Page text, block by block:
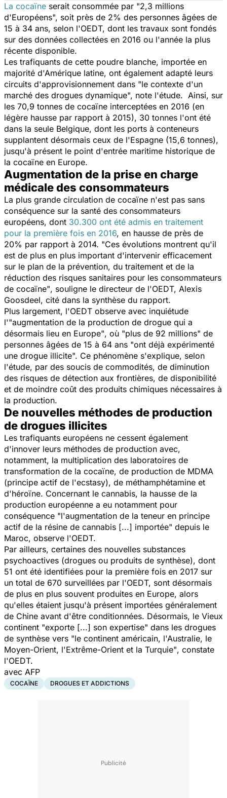
La cocaïne serait consommée par "2,3 millions
d'Européens", soit près de 2% des personnes âgées de
15 à 34 ans, selon l'OEDT, dont les travaux sont fondés
sur des données collectées en 2016 ou l'année la plus
récente disponible.
Les trafiquants de cette poudre blanche, importée en
majorité d'Amérique latine, ont également adapté leurs
circuits d'approvisionnement dans "le contexte d'un
marché des drogues dynamique", note l'étude. Ainsi, sur
les 70,9 tonnes de cocaïne interceptées en 2016 (en
légère hausse par rapport à 2015), 30 tonnes l'ont été
dans la seule Belgique, dont les ports à conteneurs
supplantent désormais ceux de l'Espagne (15,6 tonnes),
jusqu'à présent le point d'entrée maritime historique de
la cocaïne en Europe.
Augmentation de la prise en charge
médicale des consommateurs
La plus grande circulation de cocaïne n'est pas sans
conséquence sur la santé des consommateurs
européens, dont 30.300 ont été admis en traitement
pour la première fois en 2016, en hausse de près de
20% par rapport à 2014. "Ces évolutions montrent qu'il
est de plus en plus important d'intervenir efficacement
sur le plan de la prévention, du traitement et de la
réduction des risques sanitaires pour les consommateurs
de cocaïne", souligne le directeur de l'OEDT, Alexis
Goosdeel, cité dans la synthèse du rapport.
Plus largement, l'OEDT observe avec inquiétude
l'"augmentation de la production de drogue qui a
désormais lieu en Europe", où "plus de 92 millions" de
personnes âgées de 15 à 64 ans "ont déjà expérimenté
une drogue illicite". Ce phénomène s'explique, selon
l'étude, par des soucis de commodités, de diminution
des risques de détection aux frontières, de disponibilité
et de moindre coût des produits chimiques nécessaires à
la production.
De nouvelles méthodes de production
de drogues illicites
Les trafiquants européens ne cessent également
d'innover leurs méthodes de production avec,
notamment, la multiplication des laboratoires de
transformation de la cocaïne, de production de MDMA
(principe actif de l'ecstasy), de méthamphétamine et
d'héroïne. Concernant le cannabis, la hausse de la
production européenne a eu notamment pour
conséquence "l'augmentation de la teneur en principe
actif de la résine de cannabis [...] importée" depuis le
Maroc, observe l'OEDT.
Par ailleurs, certaines des nouvelles substances
psychoactives (drogues ou produits de synthèse), dont
51 ont été identifiées pour la première fois en 2017 sur
un total de 670 surveillées par l'OEDT, sont désormais
de plus en plus souvent produites en Europe, alors
qu'elles étaient jusqu'à présent importées généralement
de Chine avant d'être conditionnées. Désormais, le Vieux
continent "exporte [...] son expertise" dans les drogues
de synthèse vers "le continent américain, l'Australie, le
Moyen-Orient, l'Extrême-Orient et la Turquie", constate
l'OEDT.
avec AFP
COCAÏNE DROGUES ET ADDICTIONS